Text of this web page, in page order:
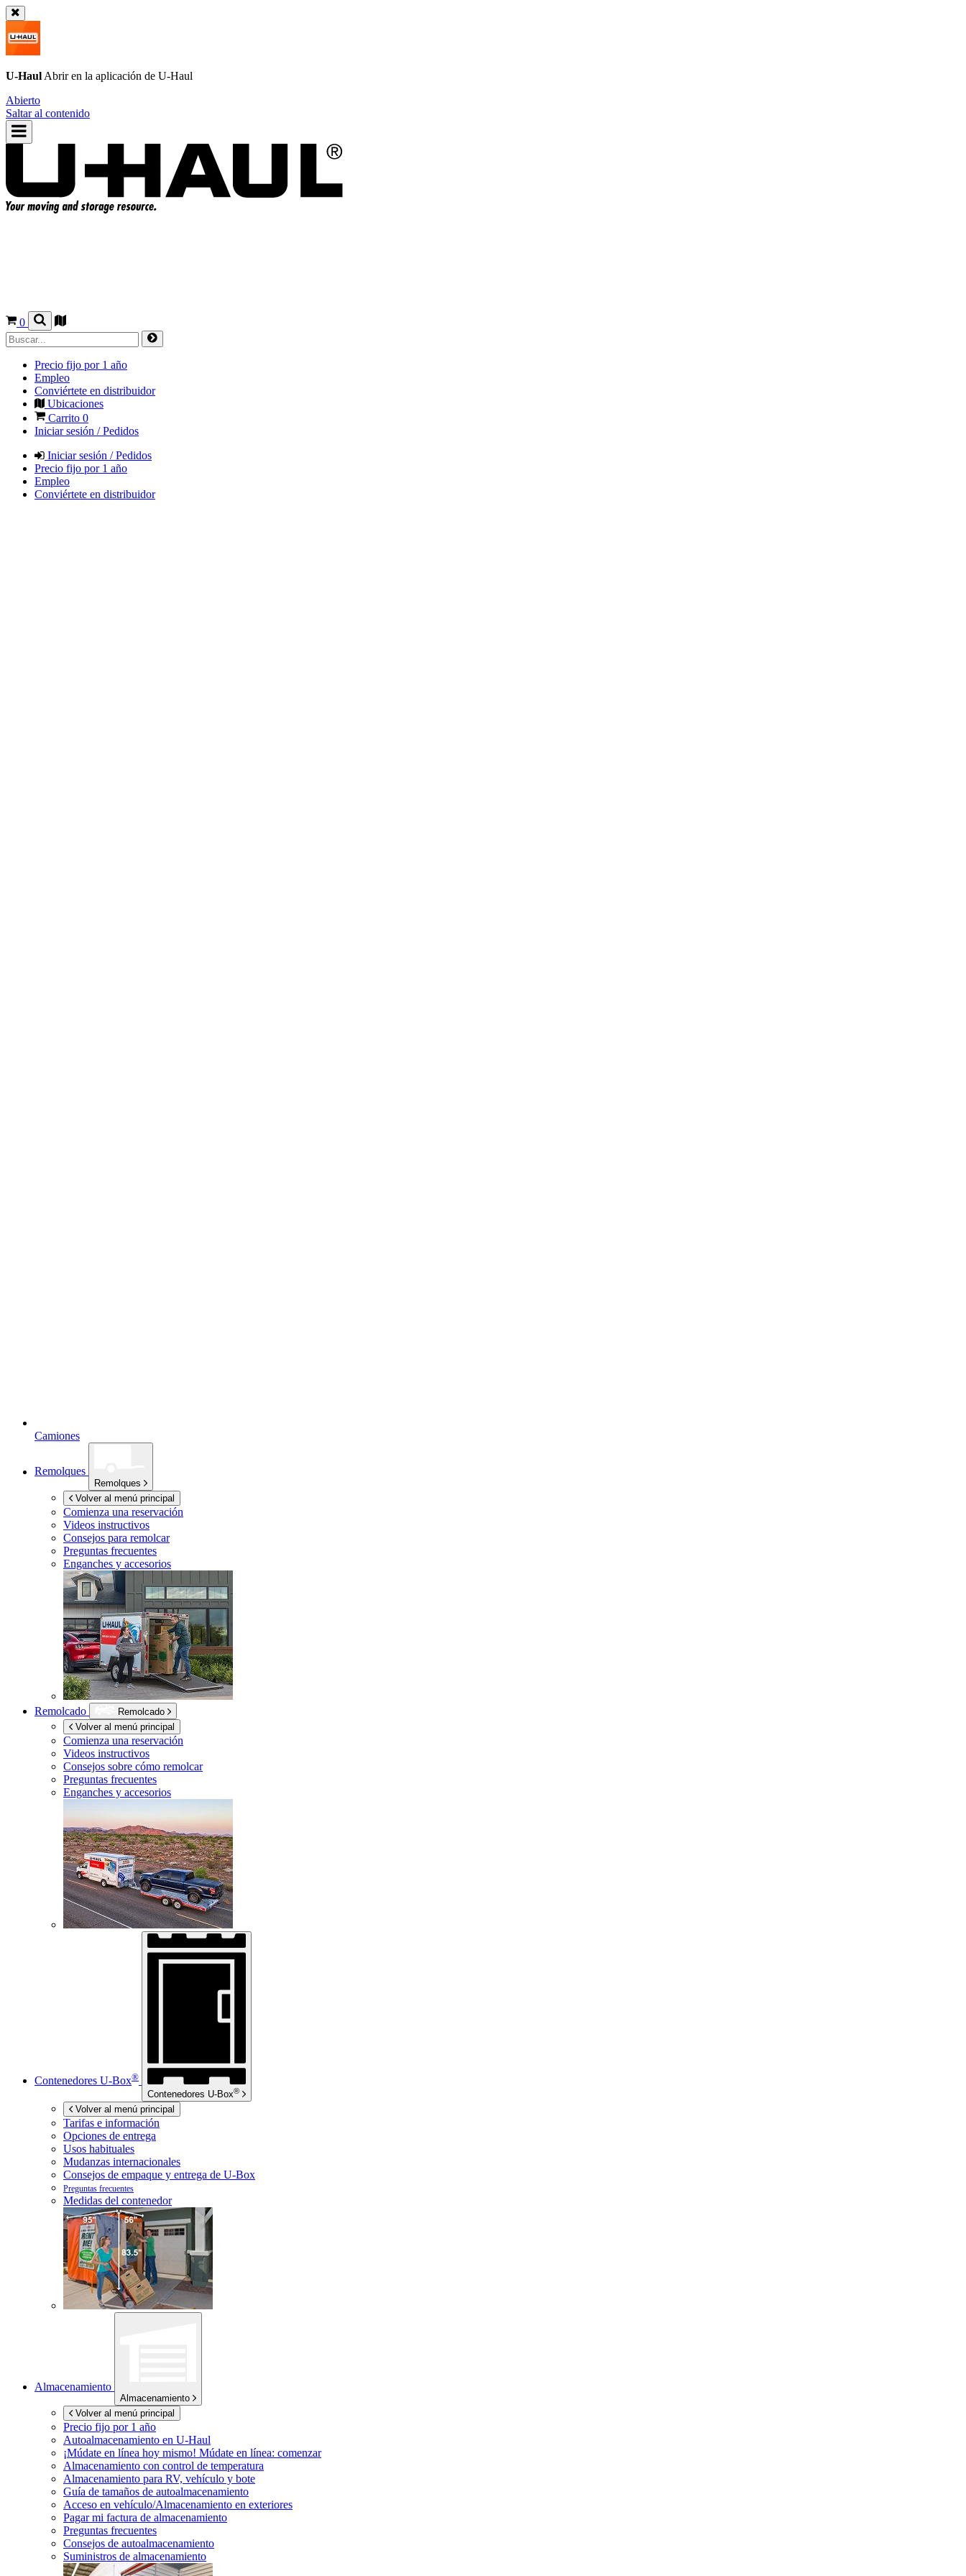
U-Haul Abrir en la aplicación de U-Haul
Abierto
Saltar al contenido
0
Precio fijo por 1 año
Empleo
Conviértete en distribuidor
Ubicaciones
Carrito 0
Iniciar sesión / Pedidos
Iniciar sesión / Pedidos
Precio fijo por 1 año
Empleo
Conviértete en distribuidor
Camiones
Remolques
Remolques
Volver al menú principal
Comienza una reservación
Videos instructivos
Consejos para remolcar
Preguntas frecuentes
Enganches y accesorios
Remolcado
Remolcado
Volver al menú principal
Comienza una reservación
Videos instructivos
Consejos sobre cómo remolcar
Preguntas frecuentes
Enganches y accesorios
Contenedores U-Box®
Contenedores U-Box®
Volver al menú principal
Tarifas e información
Opciones de entrega
Usos habituales
Mudanzas internacionales
Consejos de empaque y entrega de U-Box
Preguntas frecuentes
Medidas del contenedor
Almacenamiento
Almacenamiento
Volver al menú principal
Precio fijo por 1 año
Autoalmacenamiento en U-Haul
¡Múdate en línea hoy mismo! Múdate en línea: comenzar
Almacenamiento con control de temperatura
Almacenamiento para RV, vehículo y bote
Guía de tamaños de autoalmacenamiento
Acceso en vehículo/Almacenamiento en exteriores
Pagar mi factura de almacenamiento
Preguntas frecuentes
Consejos de autoalmacenamiento
Suministros de almacenamiento